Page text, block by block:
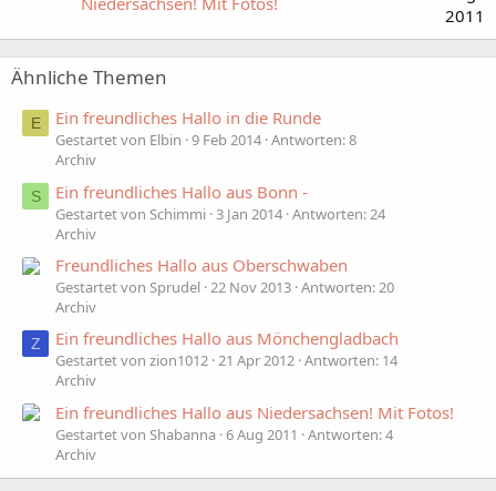
2011
Ähnliche Themen
E Ein freundliches Hallo in die Runde
Gestartet von Elbin 9 Feb 2014 Antworten: 8
Archiv
S Ein freundliches Hallo aus Bonn -
Gestartet von Schimmi 3 Jan 2014 Antworten: 24
Archiv
Freundliches Hallo aus Oberschwaben
Gestartet von Sprudel 22 Nov 2013 Antworten: 20
Archiv
Z Ein freundliches Hallo aus Mönchengladbach
Gestartet von zion1012 21 Apr 2012 Antworten: 14
Archiv
Ein freundliches Hallo aus Niedersachsen! Mit Fotos!
Gestartet von Shabanna 6 Aug 2011
Antworten: 4
Archiv